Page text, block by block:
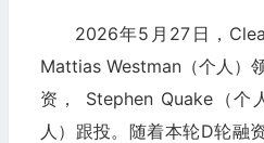
2026年5月27日，
Mattias Westman（个人）
资， Stephen Quake（个
人）跟投。随着本轮D轮融